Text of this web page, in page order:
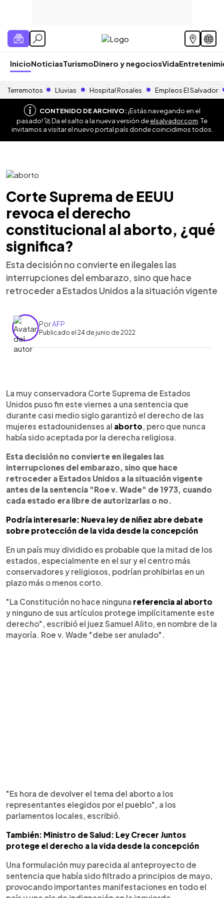
InicioNoticiasTurismoDinero y negociosVida
Terremotos Lluvias Hospital Rosales Empleos El Salvador
CONTENIDO DE ARCHIVO:¡Estás navegando en el
pasado! 🚀 Da el salto a la nueva versión deelsalvador.com . Te
invitamos a visitar el nuevo portal país donde coincidimos todos.
Corte Suprema de EEUU
revoca el derecho
constitucional al aborto, ¿qué
significa?
Esta decisión no convierte en ilegales las
interrupciones del embarazo, sino que hace
retroceder a Estados Unidos a la situación vigente
PorAFP
Publicado el 24 de junio de 2022
Escuchar artículo
La muy conservadora Corte Suprema de Estados
Unidos puso fin este viernes a una sentencia que
durante casi medio siglo garantizó el derecho de las
mujeres estadounidenses al aborto, pero que nunca
había sido aceptada por la derecha religiosa.
Esta decisión no convierte en ilegales las
interrupciones del embarazo, sino que hace
retroceder a Estados Unidos a la situación vigente
antes de la sentencia "Roe v. Wade" de 1973, cuando
cada estado era libre de autorizarlas o no.
Podría interesarle: Nueva ley de niñez abre debate
sobre protección de la vida desde la concepción
En un país muy dividido es probable que la mitad de los
estados, especialmente en el sur y el centro más
conservadores y religiosos, podrían prohibirlas en un
plazo más o menos corto.
"La Constitución no hace ninguna referencia al aborto
y ninguno de sus artículos protege implícitamente este
derecho", escribió el juez Samuel Alito, en nombre de la
mayoría. Roe v. Wade "debe ser anulado".
"Es hora de devolver el tema del aborto a los
representantes elegidos por el pueblo", a los
parlamentos locales, escribió.
También: Ministro de Salud: Ley Crecer Juntos
protege el derecho a la vida desde la concepción
Una formulación muy parecida al anteproyecto de
sentencia que había sido filtrado a principios de mayo,
provocando importantes manifestaciones en todo el